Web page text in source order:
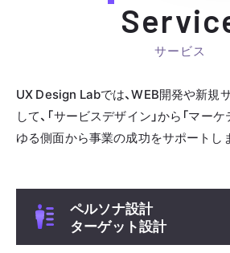
サービス
UX Design Labでは、WEB開発や新規
して、 「サービスデザイン」から「マーケ
ゆる側面から事業の成功をサポートし
ペルソナ設計
ターゲット設計